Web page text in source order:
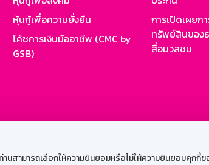
ามารถเลือกให้ความยินยอมหรือไม่ให้ความยินยอมคุกกี้ข
หุ้นกู้เพื่อความยั่งยืน
โค้ชการเงินมืออาชีพ (CMC by
GSB)
การเปิดเผยก
ทรัพย์สินของ
สื่อมวลชน